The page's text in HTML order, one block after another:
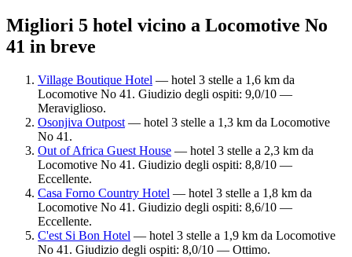
Migliori 5 hotel vicino a Locomotive No
41 in breve
Village Boutique Hotel — hotel 3 stelle a 1,6 km da
Locomotive No 41. Giudizio degli ospiti: 9,0/10 —
Meraviglioso.
Osonjiva Outpost — hotel 3 stelle a 1,3 km da Locomotive
No 41.
Out of Africa Guest House — hotel 3 stelle a 2,3 km da
Locomotive No 41. Giudizio degli ospiti: 8,8/10 —
Eccellente.
Casa Forno Country Hotel — hotel 3 stelle a 1,8 km da
Locomotive No 41. Giudizio degli ospiti: 8,6/10 —
Eccellente.
C'est Si Bon Hotel — hotel 3 stelle a 1,9 km da Locomotive
No 41. Giudizio degli ospiti: 8,0/10 — Ottimo.